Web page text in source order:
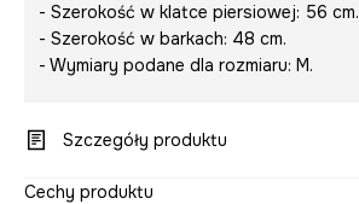
- Szerokość w klatce piersiowej: 56 cm.
- Szerokość w barkach: 48 cm.
- Wymiary podane dla rozmiaru: M.
Szczegóły produktu
Cechy produktu